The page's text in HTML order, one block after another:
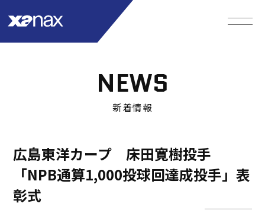
NEWS
新着情報
広島東洋カープ 床田寛樹投手
「NPB通算1,000投球回達成投手」表
彰式